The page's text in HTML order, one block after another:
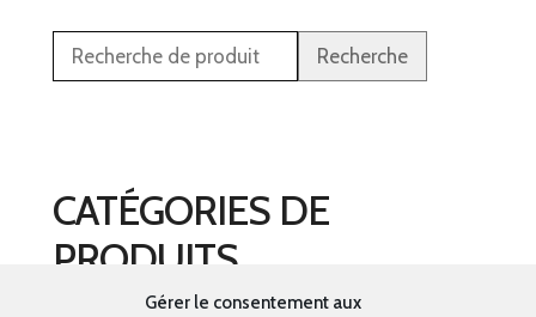
Gérer le consentement aux
Recherche
CATÉGORIES DE
PRODUITS